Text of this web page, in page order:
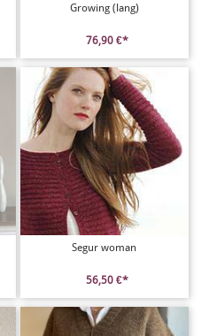
Growing (lang)
76,90 €*
Segur woman
56,50 €*